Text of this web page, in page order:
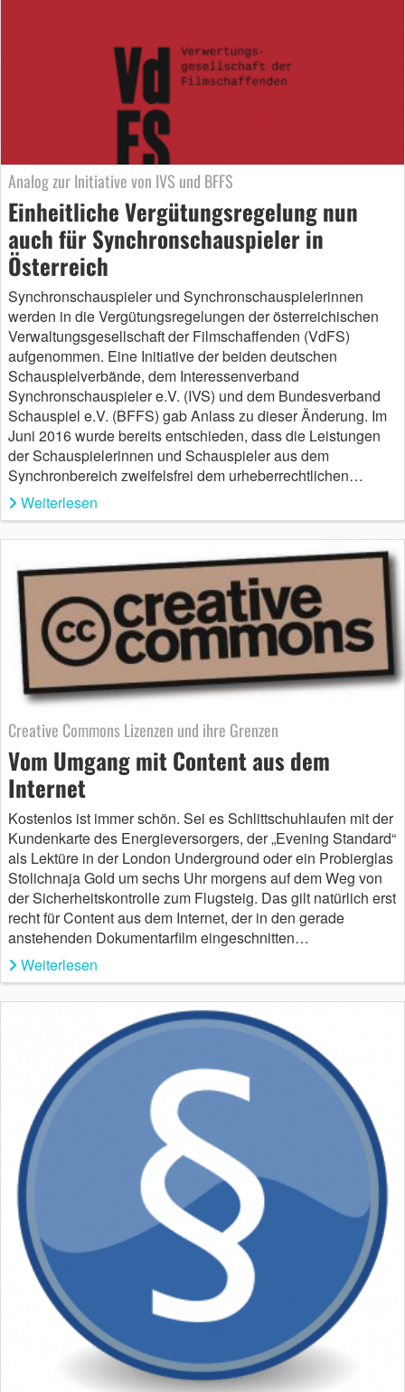
Analog zur Initiative von IVS und BFFS
Einheitliche Vergütungsregelung nun
auch für Synchronschauspieler in
Österreich
Synchronschauspieler und Synchronschauspielerinnen
werden in die Vergütungsregelungen der österreichischen
Verwaltungsgesellschaft der Filmschaffenden (VdFS)
aufgenommen. Eine Initiative der beiden deutschen
Schauspielverbände, dem Interessenverband
Synchronschauspieler e.V. (IVS) und dem Bundesverband
Schauspiel e.V. (BFFS) gab Anlass zu dieser Änderung. Im
Juni 2016 wurde bereits entschieden, dass die Leistungen
der Schauspielerinnen und Schauspieler aus dem
Synchronbereich zweifelsfrei dem urheberrechtlichen…
Weiterlesen
Creative Commons Lizenzen und ihre Grenzen
Vom Umgang mit Content aus dem
Internet
Kostenlos ist immer schön. Sei es Schlittschuhlaufen mit der
Kundenkarte des Energieversorgers, der „Evening Standard“
als Lektüre in der London Underground oder ein Probierglas
Stolichnaja Gold um sechs Uhr morgens auf dem Weg von
der Sicherheitskontrolle zum Flugsteig. Das gilt natürlich erst
recht für Content aus dem Internet, der in den gerade
anstehenden Dokumentarfilm eingeschnitten…
Weiterlesen